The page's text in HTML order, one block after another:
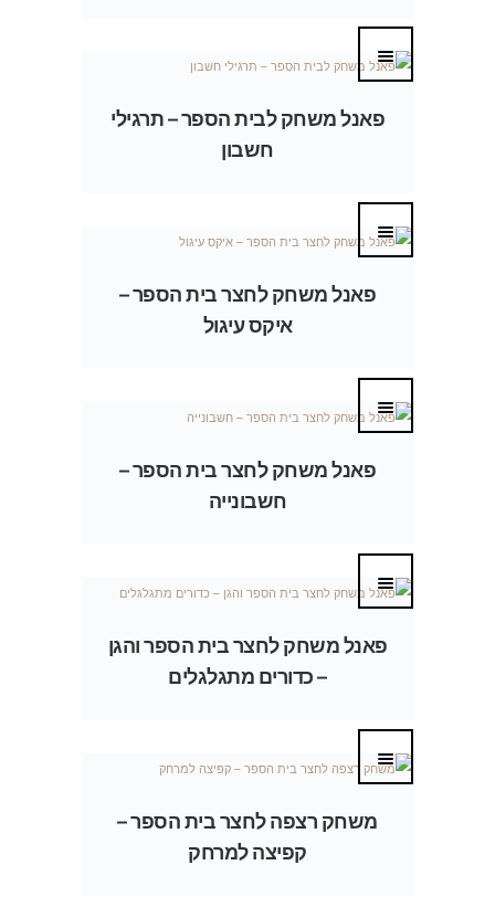
פאנל משחק לבית הספר – תרגילי
חשבון
פאנל משחק לחצר בית הספר –
איקס עיגול
פאנל משחק לחצר בית הספר –
חשבונייה
פאנל משחק לחצר בית הספר והגן
– כדורים מתגלגלים
משחק רצפה לחצר בית הספר –
קפיצה למרחק